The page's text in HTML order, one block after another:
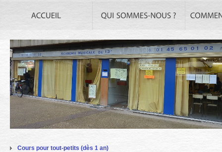
Cours pour tout-petits (dès 1 an)